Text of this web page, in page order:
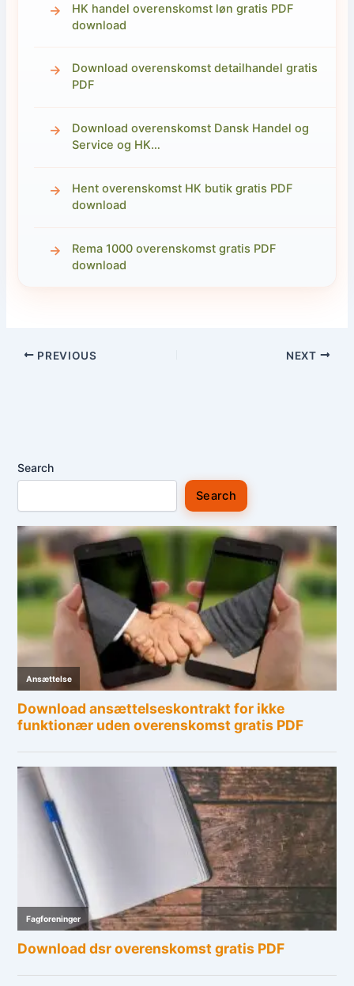
HK handel overenskomst løn gratis PDF
download
Download overenskomst detailhandel gratis
PDF
Download overenskomst Dansk Handel og
Service og HK…
Hent overenskomst HK butik gratis PDF
download
Rema 1000 overenskomst gratis PDF
download
PREVIOUS NEXT
Search
Search